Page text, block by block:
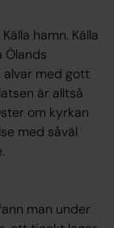
hamn. Källa
Ölands
alvar med gott
är alltså
om kyrkan
med såväl
man under